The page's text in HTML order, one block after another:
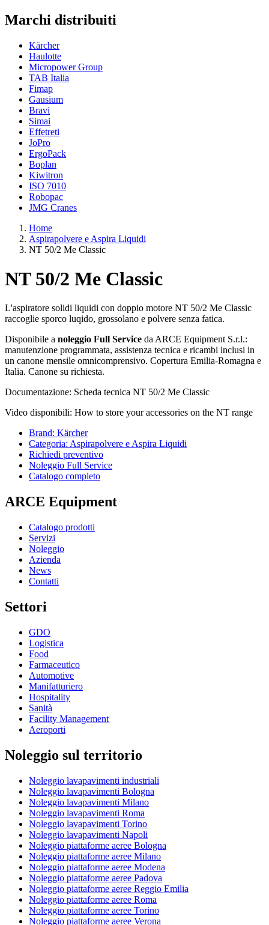
Marchi distribuiti
Kärcher
Haulotte
Micropower Group
TAB Italia
Fimap
Gausium
Bravi
Simai
Effetreti
JoPro
ErgoPack
Boplan
Kiwitron
ISO 7010
Robopac
JMG Cranes
Home
Aspirapolvere e Aspira Liquidi
NT 50/2 Me Classic
NT 50/2 Me Classic
L'aspiratore solidi liquidi con doppio motore NT 50/2 Me Classic
raccoglie sporco luqido, grossolano e polvere senza fatica.
Disponibile a noleggio Full Service da ARCE Equipment S.r.l.:
manutenzione programmata, assistenza tecnica e ricambi inclusi in
un canone mensile omnicomprensivo. Copertura Emilia-Romagna e
Italia. Canone su richiesta.
Documentazione: Scheda tecnica NT 50/2 Me Classic
Video disponibili: How to store your accessories on the NT range
Brand: Kärcher
Categoria: Aspirapolvere e Aspira Liquidi
Richiedi preventivo
Noleggio Full Service
Catalogo completo
ARCE Equipment
Catalogo prodotti
Servizi
Noleggio
Azienda
News
Contatti
Settori
GDO
Logistica
Food
Farmaceutico
Automotive
Manifatturiero
Hospitality
Sanità
Facility Management
Aeroporti
Noleggio sul territorio
Noleggio lavapavimenti industriali
Noleggio lavapavimenti Bologna
Noleggio lavapavimenti Milano
Noleggio lavapavimenti Roma
Noleggio lavapavimenti Torino
Noleggio lavapavimenti Napoli
Noleggio piattaforme aeree Bologna
Noleggio piattaforme aeree Milano
Noleggio piattaforme aeree Modena
Noleggio piattaforme aeree Padova
Noleggio piattaforme aeree Reggio Emilia
Noleggio piattaforme aeree Roma
Noleggio piattaforme aeree Torino
Noleggio piattaforme aeree Verona